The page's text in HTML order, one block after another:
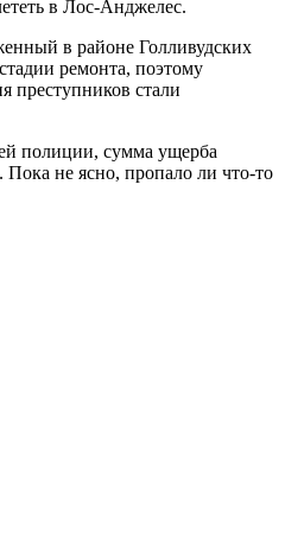
в Лос-Анджелес.
в районе Голливудских
ремонта, поэтому
преступников стали
полиции, сумма ущерба
Пока не ясно, пропало ли что-то